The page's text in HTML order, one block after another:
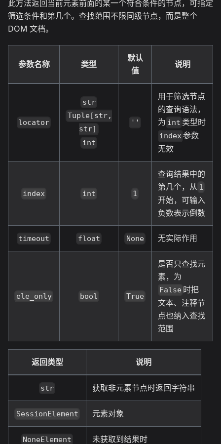
此方法返回当前元素前面的某一个符合条件的节点，可指定
筛选条件和第几个。查找范围不限同级节点，而是整个
DOM 文档。
参数名称 类型
默认
值
说明
locator
str
Tuple[str,
str]
int
''
用于筛选节点
的查询语法，
为 int 类型时
index参数
无效
index int 1
查询结果中的
第几个，从 1
开始，可输入
负数表示倒数
timeout float None 无实际作用
ele_only bool True
是否只查找元
素，为
False 时把
文本、注释节
点也纳入查找
范围
返回类型 说明
str 获取非元素节点时返回字符串
SessionElement 元素对象
NoneElement 未获取到结果时